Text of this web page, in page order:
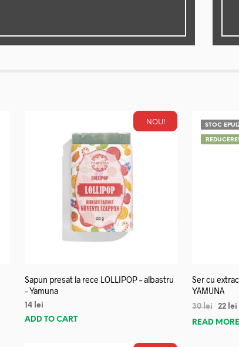
NOU!
Sapun presat la rece LOLLIPOP – albastru
– Yamuna
14 lei
ADD TO CART
STOC
REDUCERE!
Ser cu
YAMUNA
30lei 22 lei
READ MORE